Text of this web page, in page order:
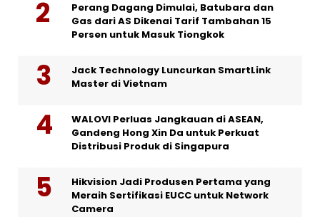
Perang Dagang Dimulai, Batubara dan
Gas dari AS Dikenai Tarif Tambahan 15
Persen untuk Masuk Tiongkok
Jack Technology Luncurkan SmartLink
Master di Vietnam
WALOVI Perluas Jangkauan di ASEAN,
Gandeng Hong Xin Da untuk Perkuat
Distribusi Produk di Singapura
Hikvision Jadi Produsen Pertama yang
Meraih Sertifikasi EUCC untuk Network
Camera